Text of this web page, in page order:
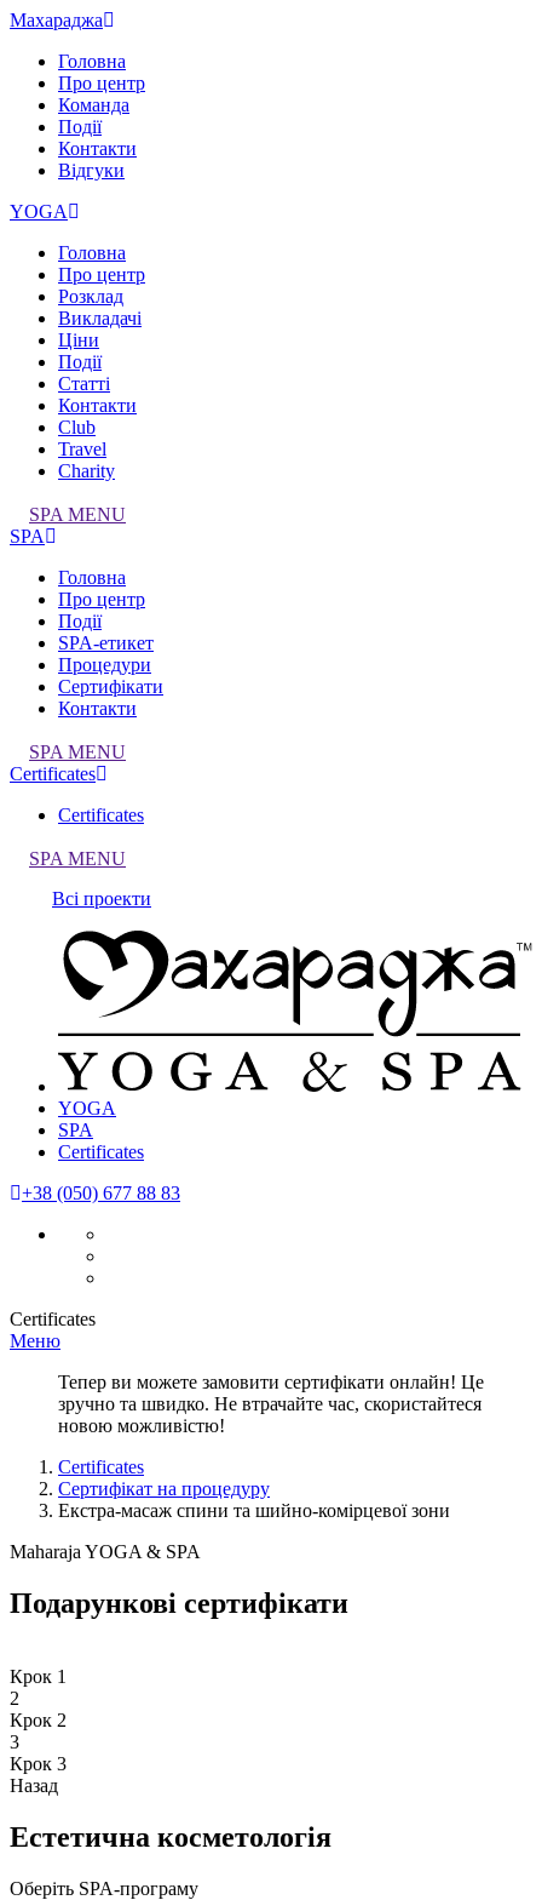
Махараджа
Головна
Про центр
Команда
Події
Контакти
Відгуки
YOGA
Головна
Про центр
Розклад
Викладачі
Ціни
Події
Статті
Контакти
Club
Travel
Charity
SPA MENU
SPA
Головна
Про центр
Події
SPA-етикет
Процедури
Сертифікати
Контакти
SPA MENU
Certificates
Certificates
SPA MENU
Всі проекти
YOGA
SPA
Certificates
+38 (050) 677 88 83
Certificates
Меню
Тепер ви можете замовити сертифікати онлайн! Це
зручно та швидко. Не втрачайте час, скористайтеся
новою можливістю!
Certificates
Сертифікат на процедуру
Екстра-масаж спини та шийно-комірцевої зони
Maharaja YOGA & SPA
Подарункові сертифікати
Крок 1
2
Крок 2
3
Крок 3
Назад
Естетична косметологія
Oберіть SPA-програму